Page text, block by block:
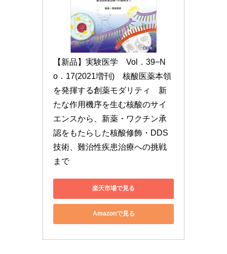
【新品】実験医学　Vol．39−N
o．17(2021増刊)　核酸医薬本領
を発揮する創薬モダリティ　新
たな作用機序を生む核酸のサイ
エンスから、新薬・ワクチン承
認をもたらした核酸修飾・DDS
技術、難治性疾患治療への挑戦
まで
楽天市場で見る
Amazonで見る